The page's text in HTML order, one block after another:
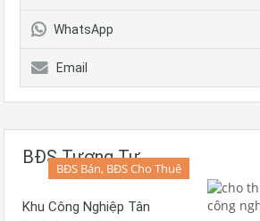
WhatsApp
Email
BĐS Tương Tự
BĐS Bán, BĐS Cho Thuê
Khu Công Nghiệp Tân